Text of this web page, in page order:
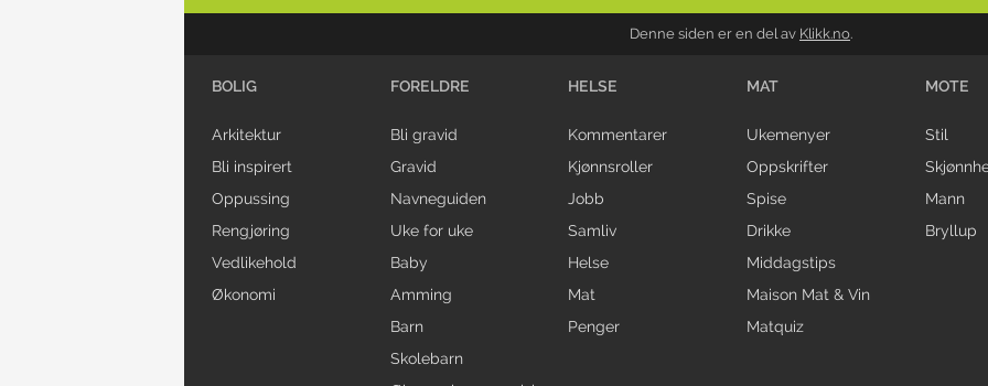
Denne siden er en del av Klikk.no.
BOLIG
Arkitektur
Bli inspirert
Oppussing
Rengjøring
Vedlikehold
Økonomi
FORELDRE
Bli gravid
Gravid
Navneguiden
Uke for uke
Baby
Amming
Barn
Skolebarn
HELSE
Kommentarer
Kjønnsroller
Jobb
Samliv
Helse
Mat
Penger
MAT
Ukemenyer
Oppskrifter
Spise
Drikke
Middagstips
Maison Mat & Vin
Matquiz
MOTE
Stil
Mann
Bryllup